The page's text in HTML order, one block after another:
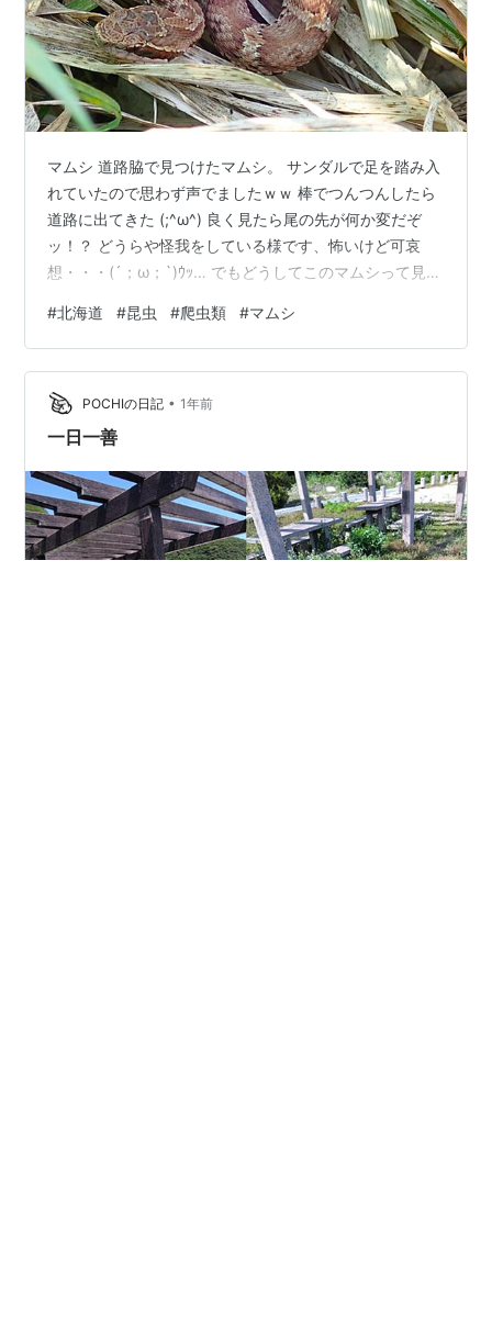
マムシ 道路脇で見つけたマムシ。 サンダルで足を踏み入
れていたので思わず声でましたｗｗ 棒でつんつんしたら
道路に出てきた (;^ω^) 良く見たら尾の先が何か変だぞ
ッ！？ どうらや怪我をしている様です、怖いけど可哀
想・・・(´；ω；`)ｳｯ… でもどうしてこのマムシって見つ
い 2・・・模様が怖い 3・・・毒があるから怖い さて、
みなさんどれでしょうか (〃艸〃)ﾑﾌｯ 本日は当ブログにご
訪問下さりありがとうございます。また明日もどうぞ、
宜しくお願い致します ・・・v(｡･ω･｡)ｨｪｨ♪ 昆虫ランキン
グ にほんブログ村
#北海道 #昆虫 #爬虫類 #マムシ
POCHIの日記 • 1年前
一日一善